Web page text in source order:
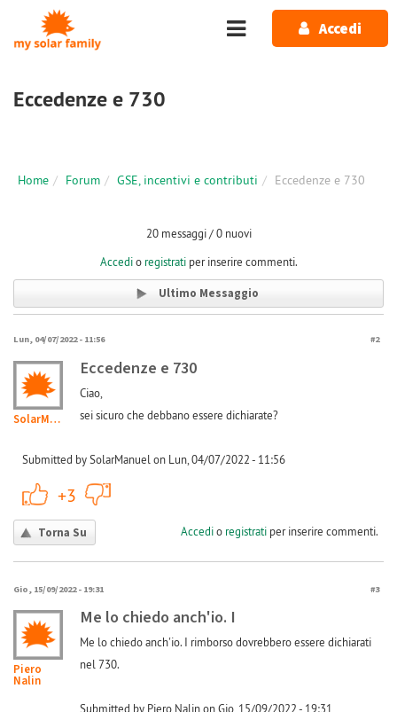
Salta al contenuto principale
Accedi
Eccedenze e 730
Home Forum GSE, incentivi e contributi Eccedenze e 730
20 messaggi / 0 nuovi
Accedio registratiper inserire commenti.
Ultimo Messaggio
Lun, 04/07/2022 - 11:56 #2
SolarManuel
Eccedenze e 730
Ciao,
sei sicuro che debbano essere dichiarate?
Submitted by SolarManuel on Lun, 04/07/2022 - 11:56
+3
Torna Su Accedio registratiper inserire commenti.
Gio, 15/09/2022 - 19:31 #3
Piero
Nalin
Me lo chiedo anch'io. I
Me lo chiedo anch'io. I rimborso dovrebbero essere dichiarati
nel 730.
Submitted by Piero Nalin on Gio, 15/09/2022 - 19:31